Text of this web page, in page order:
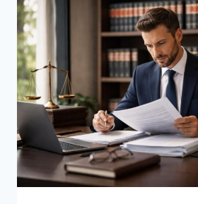
LES
RANGE
SPORT
ET
BMW
X5
M
POUR
PERFORMANCE
ET
PRESTIGE